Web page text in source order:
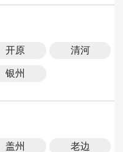
开原 清河
银州
盖州 老边